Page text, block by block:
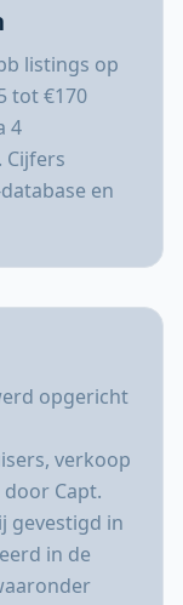
listings op
tot €170
4
en
opgericht
verkoop
Capt.
gevestigd in
in de